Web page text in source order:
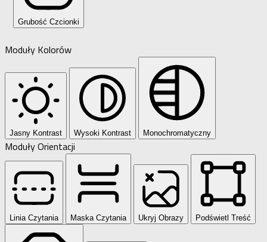
Grubość Czcionki
Moduły Kolorów
Jasny Kontrast Wysoki Kontrast Monochromatyczny
Moduły Orientacji
Linia Czytania Maska Czytania Ukryj Obrazy Podświetl Treść